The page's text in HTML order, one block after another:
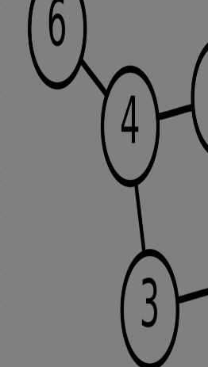
exclusivo para
associados
Assine a nossa
newsletter
Fale Conosco